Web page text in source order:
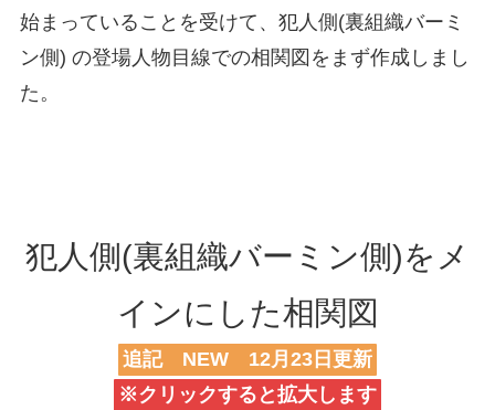
始まっていることを受けて、犯人側(裏組織バーミ
ン側) の登場人物目線での相関図をまず作成しまし
た。
犯人側(裏組織バーミン側)をメ
インにした相関図
追記 NEW 12月23日更新
※クリックすると拡大します